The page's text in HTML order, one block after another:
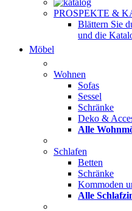
PROSPEKTE &
Blättern Sie
und die
Möbel
Wohnen
Sofas
Sessel
Schränke
Deko &
Alle
Schlafen
Betten
Schränke
Kommoden
Alle